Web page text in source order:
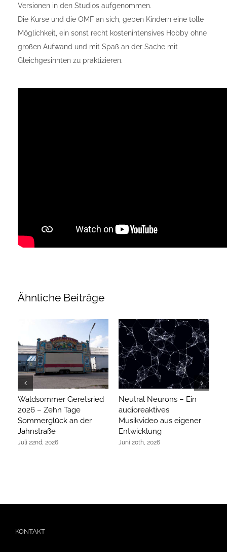
Versionen in den Studios aufgenommen.
Die Kurse und die OMF an sich, geben Kindern eine tolle
Möglichkeit, ein sonst recht kostenintensives Hobby ohne
großen Aufwand und mit Spaß an der Sache mit
Gleichgesinnten zu praktizieren.
Ähnliche Beiträge
Waldsommer Geretsried
2026 – Zehn Tage
Sommerglück an der
Jahnstraße
Juli 22nd, 2026
Neutral Neurons – Ein
audioreaktives
Musikvideo aus eigener
Entwicklung
Juni 20th, 2026
KONTAKT